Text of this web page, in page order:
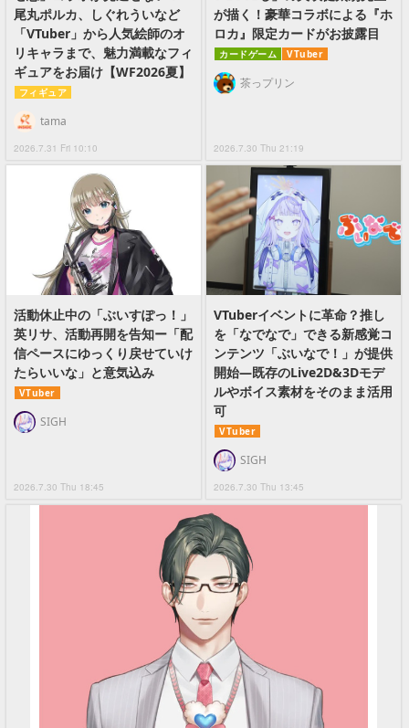
尾丸ポルカ、しぐれういなど
「VTuber」から人気絵師のオ
リキャラまで、魅力満載なフィ
ギュアをお届け【WF2026夏】
フィギュア
2026.7.31 Fri 10:10
tama
が描く！豪華コラボによる『ホ
ロカ』限定カードがお披露目
カードゲーム VTuber
2026.7.30 Thu 21:19
茶っプリン
活動休止中の「ぶいすぽっ！」
英リサ、活動再開を告知ー「配
信ペースにゆっくり戻せていけ
たらいいな」と意気込み
VTuber
2026.7.30 Thu 18:45
SIGH
VTuberイベントに革命？推し
を「なでなで」できる新感覚コ
ンテンツ「ぶいなで！」が提供
開始―既存のLive2D&3Dモデ
ルやボイス素材をそのまま活用
可
VTuber
2026.7.30 Thu 13:45
SIGH